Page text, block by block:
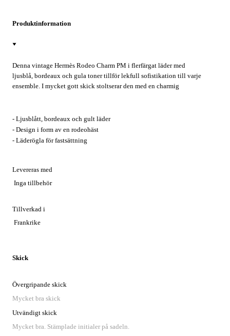
Produktinformation
Denna vintage Hermès Rodeo Charm PM i flerfärgat läder med
ljusblå, bordeaux och gula toner tillför lekfull sofistikation till varje
ensemble. I mycket gott skick stoltserar den med en charmig
av Hermès-lyx till vardagsaccessoarer, höjer denna förtjusande
berlock varje look med autentiskt franskt hantverk.
- Ljusblått, bordeaux och gult läder
- Design i form av en rodeohäst
- Läderögla för fastsättning
Levereras med
Inga tillbehör
Tillverkad i
Frankrike
Skick
Övergripande skick
Mycket bra skick
Utvändigt skick
Mycket bra. Stämplade initialer på sadeln.